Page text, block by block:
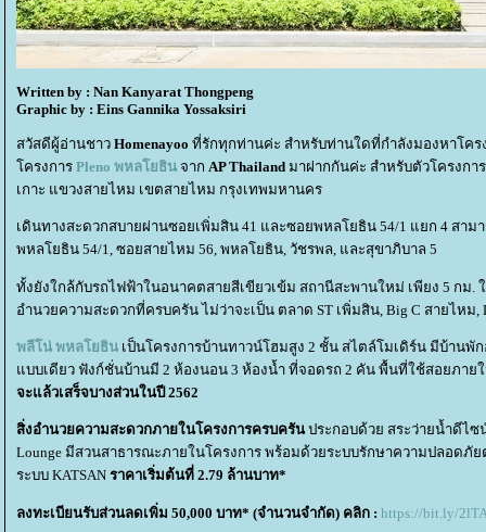
Written by : Nan Kanyarat Thongpeng
Graphic by : Eins Gannika Yossaksiri
สวัสดีผู้อ่านชาว Homenayoo ที่รักทุกท่านค่ะ สำหรับท่านใดที่กำลังมองหาโค
ครงการ Pleno พหลโยธิน จาก AP Thailand มาฝากกันค่ะ สำหรับตัวโครงก
เกาะ แขวงสายไหม เขตสายไหม กรุงเทพมหานคร
เดินทางสะดวกสบายผ่านซอยเพิ่มสิน 41 และซอยพหลโยธิน 54/1 แยก 4 สา
พหลโยธิน 54/1, ซอยสายไหม 56, พหลโยธิน, วัชรพล, และสุขาภิบาล 5
ทั้งยังใกล้กับรถไฟฟ้าในอนาคตสายสีเขียวเข้ม สถานีสะพานใหม่ เพียง 5 ก
อำนวยความสะดวกที่ครบครัน ไม่ว่าจะเป็น ตลาด ST เพิ่มสิน, Big C สายไหม,
พลีโน่ พหลโยธิน เป็นโครงการบ้านทาวน์โฮมสูง 2 ชั้น สไตล์โมเดิร์น มีบ้านพั
บบเดียว ฟังก์ชั่นบ้านมี 2 ห้องนอน 3 ห้องน้ำ ที่จอดรถ 2 คัน พื้นที่ใช้สอยภายใ
จะแล้วเสร็จบางส่วนในปี 2562
สิ่งอำนวยความสะดวกภายในโครงการครบครันประกอบด้วย สระว่ายน้ำดีไซ
Lounge มีสวนสาธารณะภายในโครงการ พร้อมด้วยระบบรักษาความปลอดภั
ระบบ KATSAN ราคาเริ่มต้นที่ 2.79 ล้านบาท*
ลงทะเบียนรับส่วนลดเพิ่ม 50,000 บาท* (จำนวนจำกัด) คลิก : https://bit.ly/